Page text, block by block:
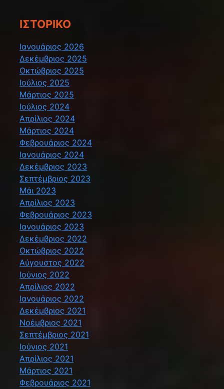
ΙΣΤΟΡΙΚΌ
Ιανουάριος 2026
Δεκέμβριος 2025
Οκτώβριος 2025
Ιούλιος 2025
Μάρτιος 2025
Ιούλιος 2024
Απρίλιος 2024
Μάρτιος 2024
Φεβρουάριος 2024
Ιανουάριος 2024
Δεκέμβριος 2023
Σεπτέμβριος 2023
Μάι 2023
Απρίλιος 2023
Φεβρουάριος 2023
Ιανουάριος 2023
Δεκέμβριος 2022
Οκτώβριος 2022
Αύγουστος 2022
Ιούνιος 2022
Απρίλιος 2022
Ιανουάριος 2022
Δεκέμβριος 2021
Νοέμβριος 2021
Σεπτέμβριος 2021
Ιούνιος 2021
Απρίλιος 2021
Μάρτιος 2021
Φεβρουάριος 2021